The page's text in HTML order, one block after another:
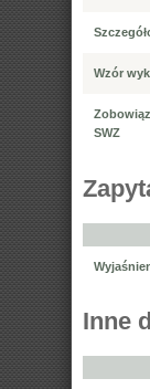
Wzór
SWZ
Inne